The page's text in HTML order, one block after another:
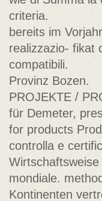
criteria.
bereits im
realizzazio- fikat
compatibili.
Provinz Bozen.
PROJEKTE /
für Demeter,
for products
controlla e
mondiale.
Kontinenten